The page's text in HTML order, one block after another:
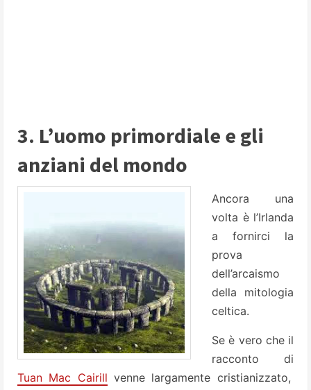
3. L’uomo primordiale e gli
anziani del mondo
Ancora una
volta è l’Irlanda
a fornirci la
prova
dell’arcaismo
della mitologia
celtica.
Se è vero che il
racconto di
Tuan Mac Cairill venne largamente cristianizzato,